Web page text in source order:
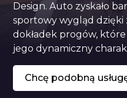
Design. Auto zyskało
sportowy wygląd dzięki
dokładek progów,
jego dynamiczny
Chcę podobną